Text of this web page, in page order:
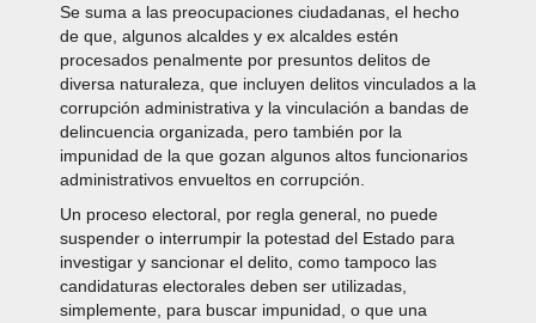
Se suma a las preocupaciones ciudadanas, el hecho
de que, algunos alcaldes y ex alcaldes estén
procesados penalmente por presuntos delitos de
diversa naturaleza, que incluyen delitos vinculados a la
corrupción administrativa y la vinculación a bandas de
delincuencia organizada, pero también por la
impunidad de la que gozan algunos altos funcionarios
administrativos envueltos en corrupción.
Un proceso electoral, por regla general, no puede
suspender o interrumpir la potestad del Estado para
investigar y sancionar el delito, como tampoco las
candidaturas electorales deben ser utilizadas,
simplemente, para buscar impunidad, o que una